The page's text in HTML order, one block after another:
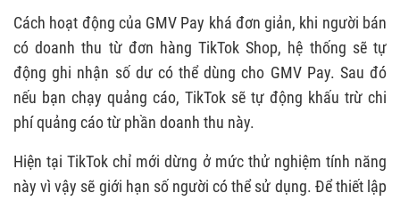
Cách hoạt động của GMV Pay khá đơn giản, khi người bán
có doanh thu từ đơn hàng TikTok Shop, hệ thống sẽ tự
động ghi nhận số dư có thể dùng cho GMV Pay. Sau đó
nếu bạn chạy quảng cáo, TikTok sẽ tự động khấu trừ chi
phí quảng cáo từ phần doanh thu này.
Hiện tại TikTok chỉ mới dừng ở mức thử nghiệm tính năng
này vì vậy sẽ giới hạn số người có thể sử dụng. Để thiết lập